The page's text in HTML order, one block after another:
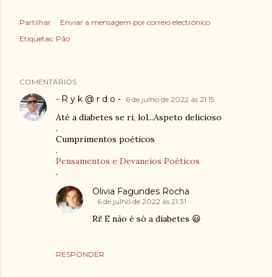
Partilhar
Enviar a mensagem por correio electrónico
Etiquetas: Pão
COMENTÁRIOS
- R y k @ r d o - 6 de julho de 2022 às 21:15
Até a diabetes se ri, lol...Aspeto delicioso
.
Cumprimentos poéticos
.
Pensamentos e Devaneios Poéticos
.
RESPONDER
Olivia Fagundes Rocha
6 de julho de 2022 às 21:31
Ri! E não é só a diabetes 😃